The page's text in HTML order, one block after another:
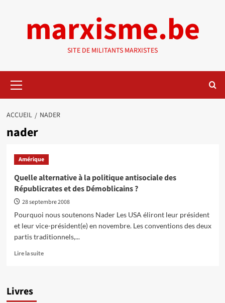
marxisme.be
SITE DE MILITANTS MARXISTES
principal
ACCUEIL NADER
nader
Amérique
Quelle alternative à la politique antisociale des
Républicrates et des Démoblicains ?
28 septembre 2008
Pourquoi nous soutenons Nader Les USA éliront leur président
et leur vice-président(e) en novembre. Les conventions des deux
partis traditionnels,...
Lire la suiteEn
Livres